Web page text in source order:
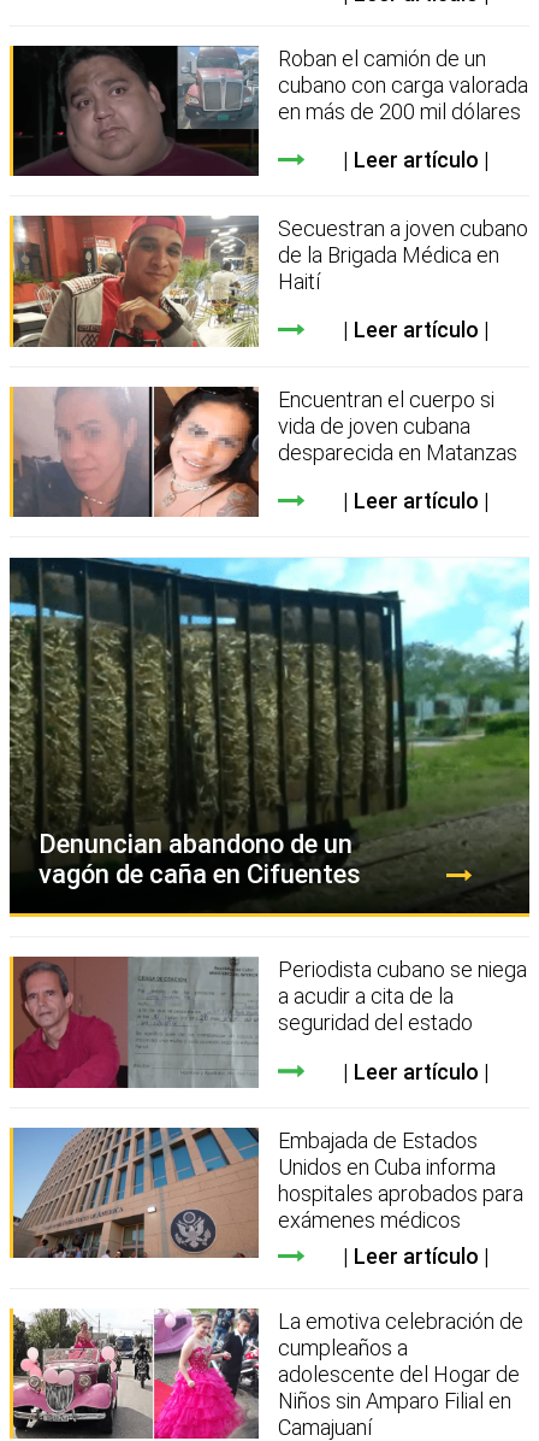
Roban el camión de un
cubano con carga valorada
en más de 200 mil dólares
Leer artículo
Secuestran a joven cubano
de la Brigada Médica en
Haití
Leer artículo
Encuentran el cuerpo si
vida de joven cubana
desparecida en Matanzas
Leer artículo
Denuncian abandono de un
vagón de caña en Cifuentes
Periodista cubano se niega
a acudir a cita de la
seguridad del estado
Leer artículo
Embajada de Estados
Unidos en Cuba informa
hospitales aprobados para
exámenes médicos
Leer artículo
La emotiva celebración de
cumpleaños a
adolescente del Hogar de
Niños sin Amparo Filial en
Camajuaní